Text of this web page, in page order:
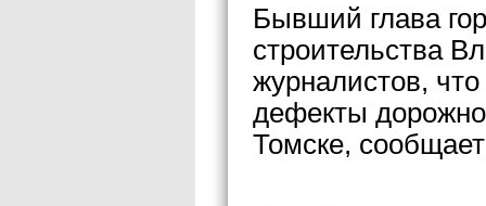
Бывший глава
строительства
журналистов,
дефекты
Томске,